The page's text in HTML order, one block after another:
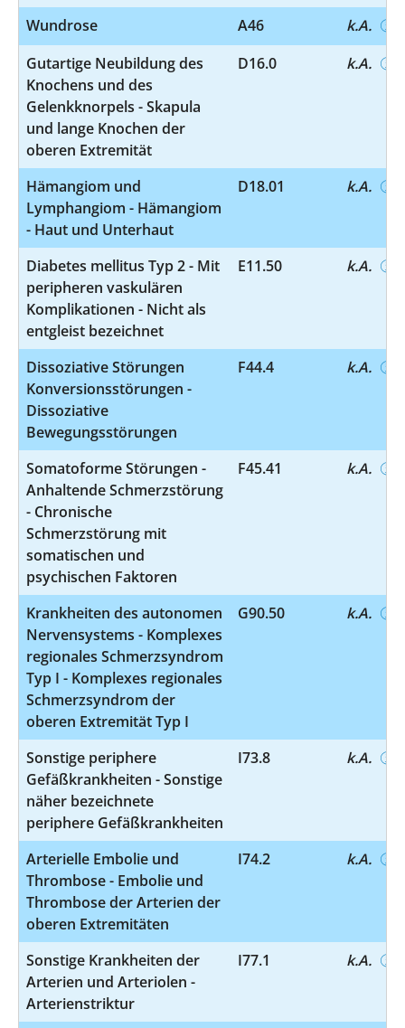
Wundrose A46
k.A.
Gutartige Neubildung des
Knochens und des
Gelenkknorpels - Skapula
und lange Knochen der
oberen Extremität
D16.0 k.A.
Hämangiom und
Lymphangiom - Hämangiom
- Haut und Unterhaut
D18.01 k.A.
Diabetes mellitus Typ 2 - Mit
peripheren vaskulären
Komplikationen - Nicht als
entgleist bezeichnet
E11.50 k.A.
Dissoziative Störungen
Konversionsstörungen -
Dissoziative
Bewegungsstörungen
F44.4 k.A.
Somatoforme Störungen -
Anhaltende Schmerzstörung
- Chronische
Schmerzstörung mit
somatischen und
psychischen Faktoren
F45.41 k.A.
Krankheiten des autonomen
Nervensystems - Komplexes
regionales Schmerzsyndrom
Typ I - Komplexes regionales
Schmerzsyndrom der
oberen Extremität Typ I
G90.50 k.A.
Sonstige periphere
Gefäßkrankheiten - Sonstige
näher bezeichnete
periphere Gefäßkrankheiten
I73.8 k.A.
Arterielle Embolie und
Thrombose - Embolie und
Thrombose der Arterien der
oberen Extremitäten
I74.2 k.A.
Sonstige Krankheiten der
Arterien und Arteriolen -
Arterienstriktur
I77.1 k.A.